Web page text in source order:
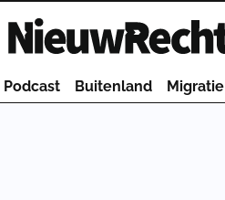
Homepage van NieuwRechts
Podcast Buitenland Migratie